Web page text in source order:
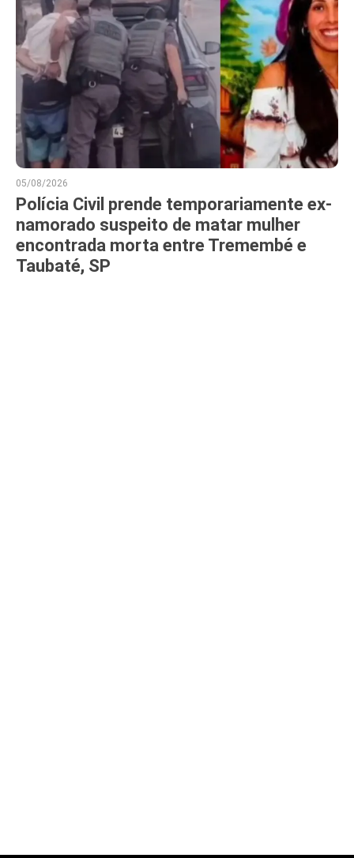
05/08/2026
Polícia Civil prende temporariamente ex-
namorado suspeito de matar mulher
encontrada morta entre Tremembé e
Taubaté, SP